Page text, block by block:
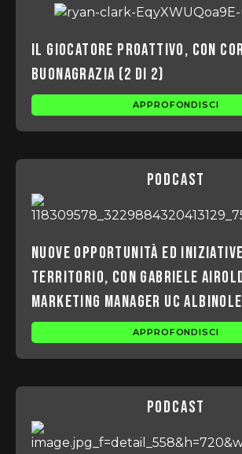
Il giocatore proattivo, con
Buonagrazia (2 di 2)
APPROFONDISCI
podcast
Nuove opportunità ed
territorio, con Gabriele
marketing manager UC
APPROFONDISCI
podcast